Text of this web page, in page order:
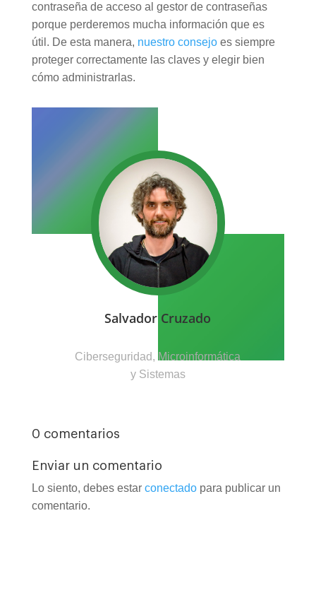
contraseña de acceso al gestor de contraseñas
porque perderemos mucha información que es
útil. De esta manera, nuestro consejoes siempre
proteger correctamente las claves y elegir bien
cómo administrarlas.
Salvador Cruzado
Ciberseguridad, Microinformática
y Sistemas
0 comentarios
Enviar un comentario
Lo siento, debes estar conectadopara publicar un
comentario.